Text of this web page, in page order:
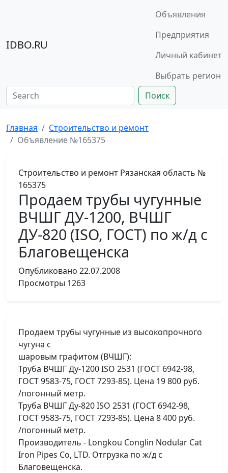
IDBO.RU
Объявления
Предприятия
Личный кабинет
Выбрать регион
Поиск
Главная
Строительство и ремонт
Объявление №165375
Строительство и ремонт Рязанская область №
165375
Продаем трубы чугунные
ВЧШГ ДУ-1200, ВЧШГ
ДУ-820 (ISO, ГОСТ) по ж/д с
Благовещенска
Опубликовано 22.07.2008
Просмотры 1263
Продаем трубы чугунные из высокопрочного
чугуна с
шаровым графитом (ВЧШГ):
Труба ВЧШГ Ду-1200 ISO 2531 (ГОСТ 6942-98,
ГОСТ 9583-75, ГОСТ 7293-85). Цена 19 800 руб.
/погонный метр.
Труба ВЧШГ Ду-820 ISO 2531 (ГОСТ 6942-98,
ГОСТ 9583-75, ГОСТ 7293-85). Цена 8 400 руб.
/погонный метр.
Производитель - Longkou Conglin Nodular Cat
Iron Pipes Co, LTD. Отгрузка по ж/д с
Благовещенска.